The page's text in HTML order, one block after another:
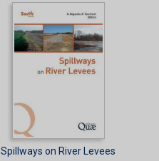
Spillways on River Levees